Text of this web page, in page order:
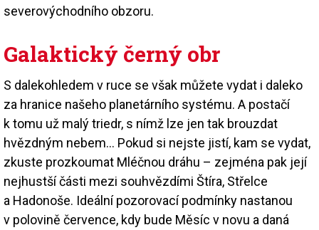
severovýchodního obzoru.
Galaktický černý obr
S dalekohledem v ruce se však můžete vydat i daleko
za hranice našeho planetárního systému. A postačí
k tomu už malý triedr, s nímž lze jen tak brouzdat
hvězdným nebem… Pokud si nejste jistí, kam se vydat,
zkuste prozkoumat Mléčnou dráhu – zejména pak její
nejhustší části mezi souhvězdími Štíra, Střelce
a Hadonoše. Ideální pozorovací podmínky nastanou
v polovině července, kdy bude Měsíc v novu a daná